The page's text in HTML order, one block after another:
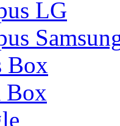
LG
Box
Box